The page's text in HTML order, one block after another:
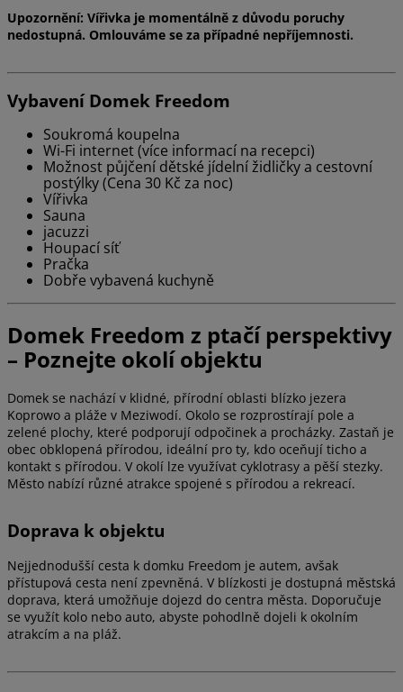
Upozornění: Vířivka je momentálně z důvodu poruchy
nedostupná. Omlouváme se za případné nepříjemnosti.
Vybavení Domek Freedom
Soukromá koupelna
Wi-Fi internet (více informací na recepci)
Možnost půjčení dětské jídelní židličky a cestovní
postýlky (Cena 30 Kč za noc)
Vířivka
Sauna
jacuzzi
Houpací síť
Pračka
Dobře vybavená kuchyně
Domek Freedom z ptačí perspektivy
– Poznejte okolí objektu
Domek se nachází v klidné, přírodní oblasti blízko jezera
Koprowo a pláže v Meziwodí. Okolo se rozprostírají pole a
zelené plochy, které podporují odpočinek a procházky. Zastaň je
obec obklopená přírodou, ideální pro ty, kdo oceňují ticho a
kontakt s přírodou. V okolí lze využívat cyklotrasy a pěší stezky.
Město nabízí různé atrakce spojené s přírodou a rekreací.
Doprava k objektu
Nejjednodušší cesta k domku Freedom je autem, avšak
přístupová cesta není zpevněná. V blízkosti je dostupná městská
doprava, která umožňuje dojezd do centra města. Doporučuje
se využít kolo nebo auto, abyste pohodlně dojeli k okolním
atrakcím a na pláž.